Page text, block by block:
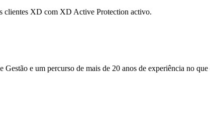
clientes XD com XD Active Protection activo.
e um percurso de mais de 20 anos de experiência no